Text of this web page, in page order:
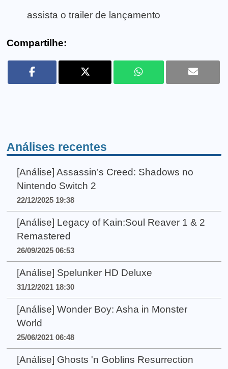
assista o trailer de lançamento
Compartilhe:
Análises recentes
[Análise] Assassin’s Creed: Shadows no
Nintendo Switch 2
22/12/2025 19:38
[Análise] Legacy of Kain:Soul Reaver 1 & 2
Remastered
26/09/2025 06:53
[Análise] Spelunker HD Deluxe
31/12/2021 18:30
[Análise] Wonder Boy: Asha in Monster
World
25/06/2021 06:48
[Análise] Ghosts 'n Goblins Resurrection